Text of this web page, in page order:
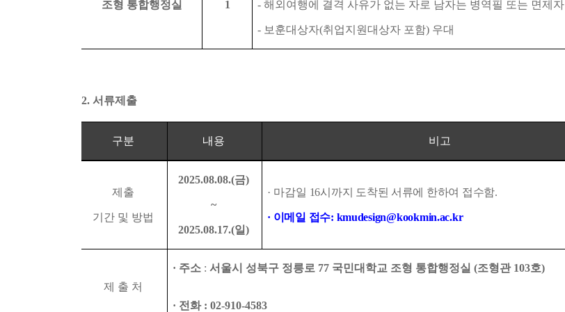
조형 통합행정실 1 - 해외여행에 결격 사유가 없는 자로 남자는 병역필 또는 면제자
- 보훈대상자(취업지원대상자 포함) 우대
2. 서류제출
구분 내용 비고
제출
기간 및 방법
2025.08.08.(금)
~
2025.08.17.(일)
· 마감일 16시까지 도착된 서류에 한하여 접수함.
· 이메일 접수: kmudesign@kookmin.ac.kr
제 출 처
· 주소 : 서울시 성북구 정릉로 77 국민대학교 조형 통합행정실 (조형관 103호)
· 전화 : 02-910-4583